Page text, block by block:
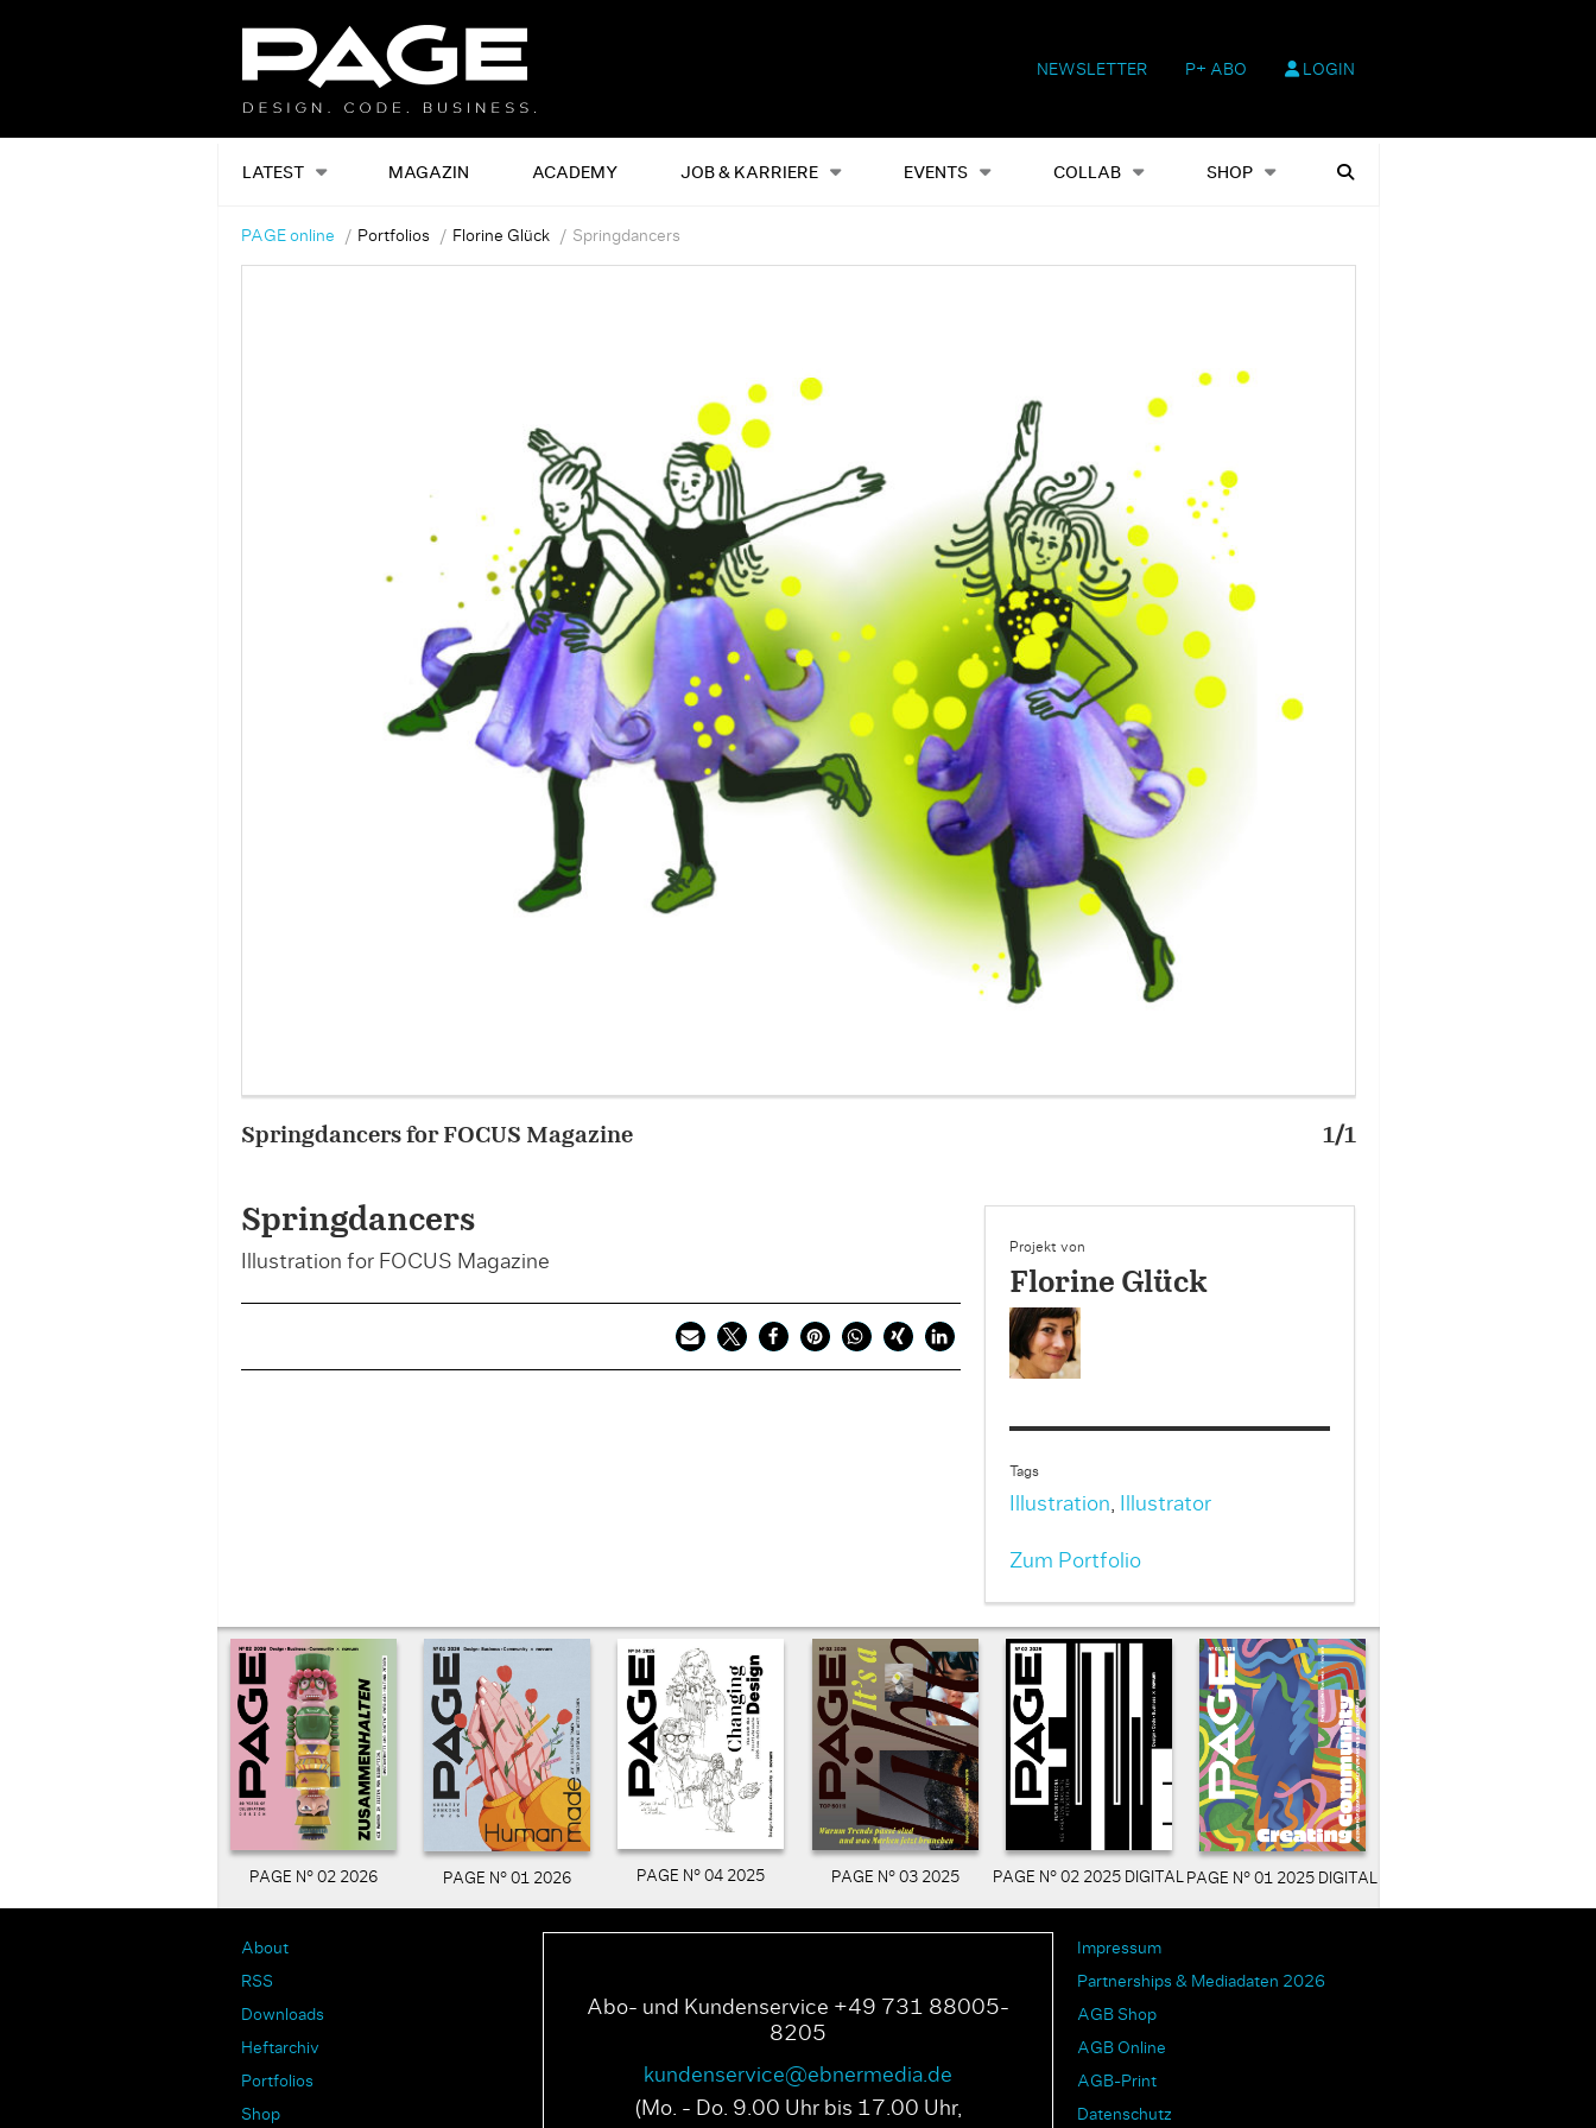
NEWSLETTER P+ ABO LOGIN
LATEST MAGAZIN ACADEMY JOB & KARRIERE EVENTS COLLAB SHOP
Alles Events Shop Heftausgaben Suchen
PAGE online Portfolios Florine Glück Springdancers
Springdancers for FOCUS Magazine 1/1
Springdancers
Illustration for FOCUS Magazine
Projekt von
Florine Glück
Tags
Illustration, Illustrator
Zum Portfolio
PAGE N° 02 2026 PAGE N° 01 2026 PAGE N° 04 2025 PAGE N° 03 2025 PAGE N° 02 2025 DIGITAL PAGE N° 01 2025 DIGITAL
About
RSS
Downloads
Heftarchiv
Portfolios
Shop
Abo- und Kundenservice +49 731 88005-
8205
kundenservice@ebnermedia.de
(Mo. - Do. 9.00 Uhr bis 17.00 Uhr,
Impressum
Partnerships & Mediadaten 2026
AGB Shop
AGB Online
AGB-Print
Datenschutz